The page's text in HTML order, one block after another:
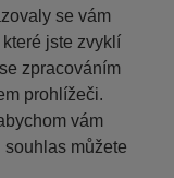
se vám
jste zvyklí
zpracováním
prohlížeči.
vám
můžete